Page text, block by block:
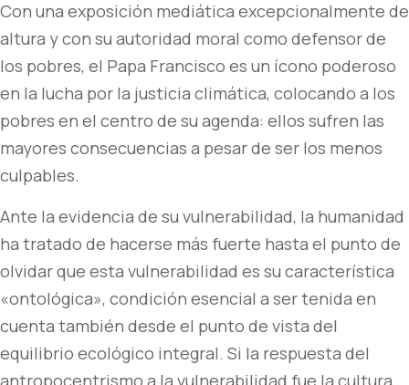
Con una exposición mediática excepcionalmente de
altura y con su autoridad moral como defensor de
los pobres, el Papa Francisco es un ícono poderoso
en la lucha por la justicia climática, colocando a los
pobres en el centro de su agenda: ellos sufren las
mayores consecuencias a pesar de ser los menos
culpables.
Ante la evidencia de su vulnerabilidad, la humanidad
ha tratado de hacerse más fuerte hasta el punto de
olvidar que esta vulnerabilidad es su característica
«ontológica», condición esencial a ser tenida en
cuenta también desde el punto de vista del
equilibrio ecológico integral. Si la respuesta del
antropocentrismo a la vulnerabilidad fue la cultura